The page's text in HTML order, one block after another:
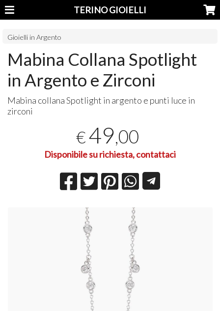
TERINO GIOIELLI
Gioielli in Argento
Mabina Collana Spotlight
in Argento e Zirconi
Mabina collana Spotlight in argento e punti luce in
zirconi
€49,00
Disponibile su richiesta, contattaci